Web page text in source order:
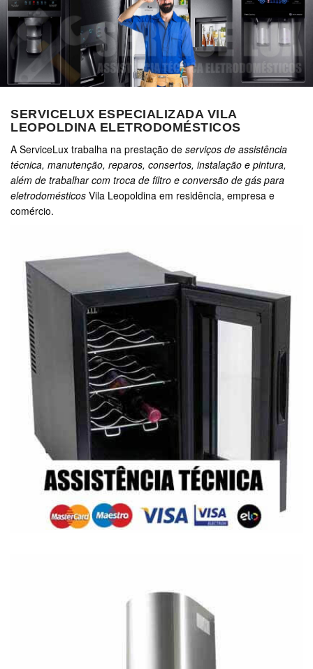
SERVICELUX ESPECIALIZADA VILA
LEOPOLDINA ELETRODOMÉSTICOS
A ServiceLux trabalha na prestação de serviços de assistência
técnica, manutenção, reparos, consertos, instalação e pintura,
além de trabalhar com troca de filtro e conversão de gás para
eletrodomésticos Vila Leopoldina em residência, empresa e
comércio.